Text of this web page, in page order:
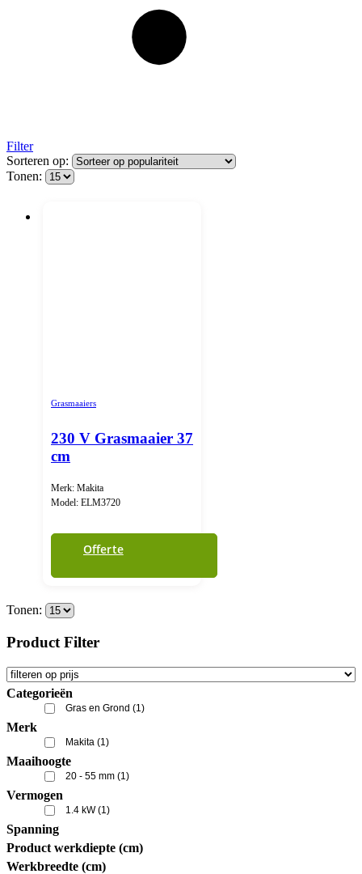
Filter
Sorteren op:
Tonen:
Grasmaaiers
230 V Grasmaaier 37
cm
Merk: Makita
Model: ELM3720
Offerte
Tonen:
Product Filter
Categorieën
Gras en Grond (1)
Merk
Makita (1)
Maaihoogte
20 - 55 mm (1)
Vermogen
1.4 kW (1)
Spanning
Product werkdiepte (cm)
Werkbreedte (cm)